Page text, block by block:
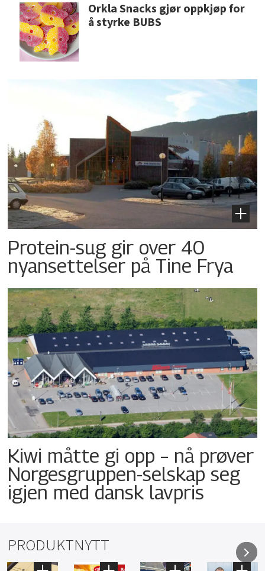
Orkla Snacks gjør oppkjøp for
å styrke BUBS
Protein-sug gir over 40
nyansettelser på Tine Frya
Kiwi måtte gi opp – nå prøver
Norgesgruppen-selskap seg
igjen med dansk lavpris
PRODUKTNYTT